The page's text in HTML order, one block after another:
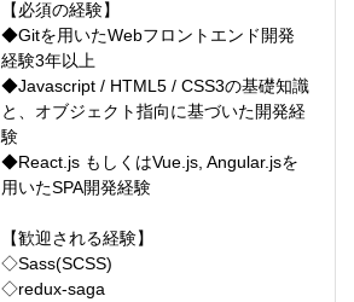
【必須の経験】
◆Gitを用いたWebフロントエンド開発
経験3年以上
◆Javascript / HTML5 / CSS3の基礎知識
と、オブジェクト指向に基づいた開発経
験
◆React.js もしくはVue.js, Angular.jsを
用いたSPA開発経験
【歓迎される経験】
◇Sass(SCSS)
◇redux-saga